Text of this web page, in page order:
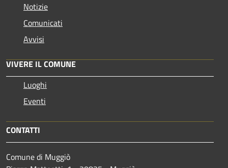
Notizie
Comunicati
Avvisi
VIVERE IL COMUNE
Luoghi
Eventi
CONTATTI
Comune di Muggiò